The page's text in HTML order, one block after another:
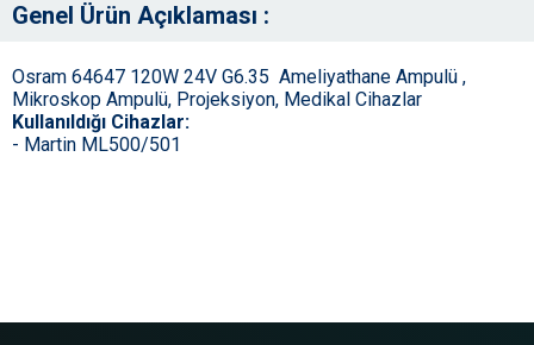
Genel Ürün Açıklaması :
Osram 64647 120W 24V G6.35 Ameliyathane Ampulü ,
Mikroskop Ampulü, Projeksiyon, Medikal Cihazlar
Kullanıldığı Cihazlar:
- Martin ML500/501